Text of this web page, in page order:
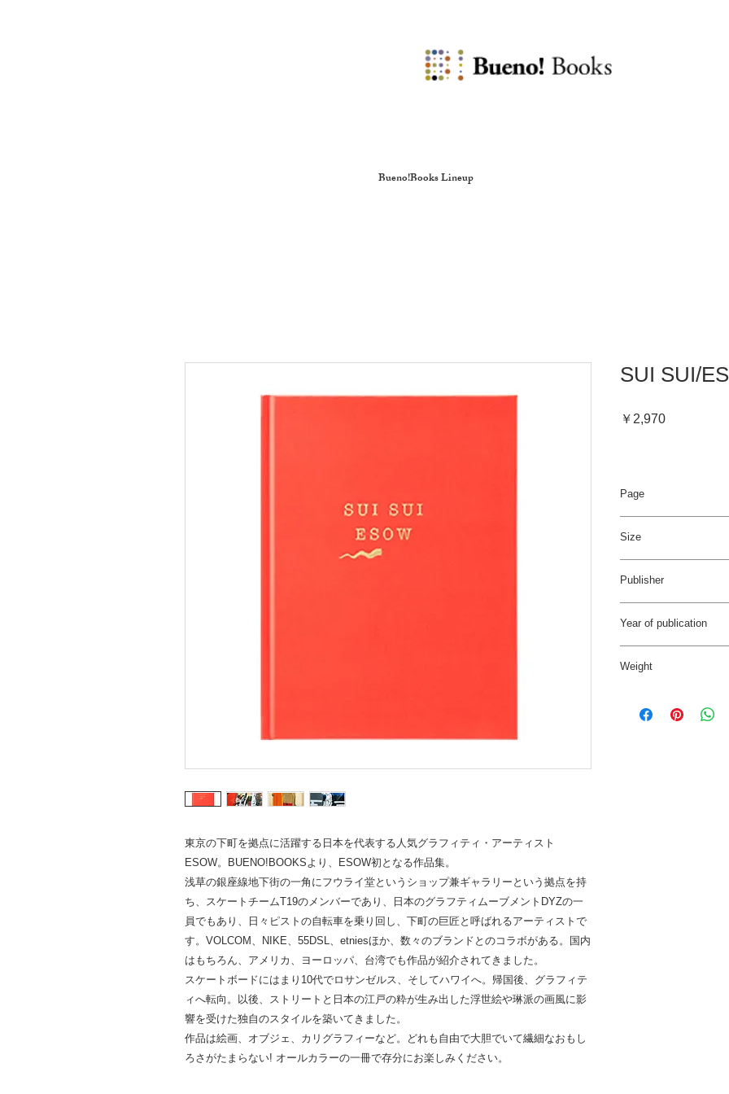
Bueno!Books Lineup
東京の下町を拠点に活躍する日本を代表する人気グラフィティ・アーティスト
ESOW。BUENO!BOOKSより、ESOW初となる作品集。
浅草の銀座線地下街の一角にフウライ堂というショップ兼ギャラリーという拠点を持
ち、スケートチームT19のメンバーであり、日本のグラフティムーブメントDYZの一
員でもあり、日々ピストの自転車を乗り回し、下町の巨匠と呼ばれるアーティストで
す。VOLCOM、NIKE、55DSL、etniesほか、数々のブランドとのコラボがある。国内
はもちろん、アメリカ、ヨーロッパ、台湾でも作品が紹介されてきました。
スケートボードにはまり10代でロサンゼルス、そしてハワイへ。帰国後、グラフィテ
ィへ転向。以後、ストリートと日本の江戸の粋が生み出した浮世絵や琳派の画風に影
響を受けた独自のスタイルを築いてきました。
作品は絵画、オブジェ、カリグラフィーなど。どれも自由で大胆でいて繊細なおもし
ろさがたまらない! オールカラーの一冊で存分にお楽しみください。
SUI SUI/
￥2,970価
Page
Size
Publisher
Year of publication
Weight